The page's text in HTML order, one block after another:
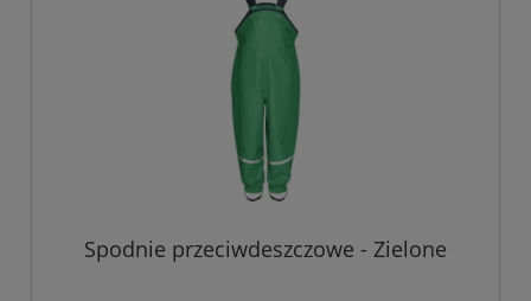
Spodnie przeciwdeszczowe - Zielone